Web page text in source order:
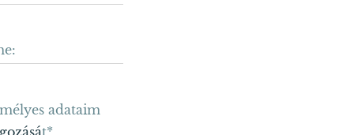
adataim
t*,